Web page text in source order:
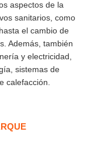
aspectos de la
sanitarios, como
el cambio de
Además, también
y electricidad,
sistemas de
calefacción.